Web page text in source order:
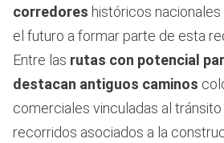
corredores históricos
el futuro a formar parte de esta
Entre las rutas con potencial
destacan antiguos caminos
comerciales vinculadas al
recorridos asociados a la